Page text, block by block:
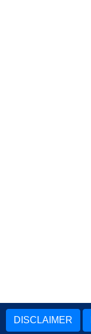
DISCLAIMER